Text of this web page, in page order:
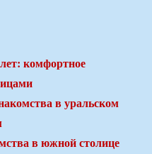
комфортное
в уральском
в южной столице